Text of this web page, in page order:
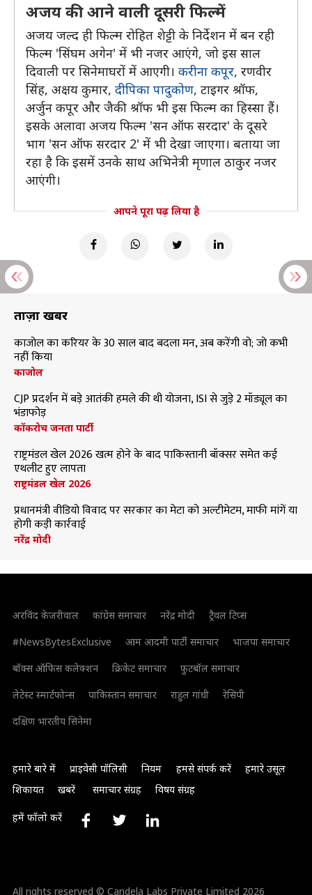
अजय की आने वाली दूसरी फिल्में
अजय जल्द ही फिल्म रोहित शेट्टी के निर्देशन में बन रही
फिल्म 'सिंघम अगेन' में भी नजर आएंगे, जो इस साल
दिवाली पर सिनेमाघरों में आएगी। करीना कपूर, रणवीर
सिंह, अक्षय कुमार, दीपिका पादुकोण, टाइगर श्रॉफ,
अर्जुन कपूर और जैकी श्रॉफ भी इस फिल्म का हिस्सा हैं।
इसके अलावा अजय फिल्म 'सन ऑफ सरदार' के दूसरे
भाग 'सन ऑफ सरदार 2' में भी देखा जाएगा। बताया जा
रहा है कि इसमें उनके साथ अभिनेत्री मृणाल ठाकुर नजर
आएंगी।
आपने पूरा पढ़ लिया है
ताज़ा खबरें
काजोल का करियर के 30 साल बाद बदला मन, अब करेंगी वो; जो कभी
नहीं किया
काजोल
CJP प्रदर्शन में बड़े आतंकी हमले की थी योजना, ISI से जुड़े 2 मॉड्यूल का
भंडाफोड़
कॉकरोच जनता पार्टी
राष्ट्रमंडल खेल 2026 खत्म होने के बाद पाकिस्तानी बॉक्सर समेत कई
एथलीट हुए लापता
राष्ट्रमंडल खेल 2026
प्रधानमंत्री वीडियो विवाद पर सरकार का मेटा को अल्टीमेटम, माफी मांगें या
होगी कड़ी कार्रवाई
नरेंद्र मोदी
अरविंद केजरीवाल कांग्रेस समाचार नरेंद्र मोदी
ट्रैवल टिप्स
#NewsBytesExclusive
आम आदमी पार्टी समाचार
भाजपा समाचार
बॉक्स ऑफिस कलेक्शन
क्रिकेट समाचार
फुटबॉल समाचार
लेटेस्ट स्मार्टफोन्स
पाकिस्तान समाचार राहुल गांधी
रेसिपी
दक्षिण भारतीय सिनेमा
हमारे बारे में प्राइवेसी पॉलिसी नियम हमसे संपर्क करें
हमारे उसूल
शिकायत
खबरें समाचार संग्रह विषय संग्रह
हमें फॉलो करें
All rights reserved © Candela Labs Private Limited 2026